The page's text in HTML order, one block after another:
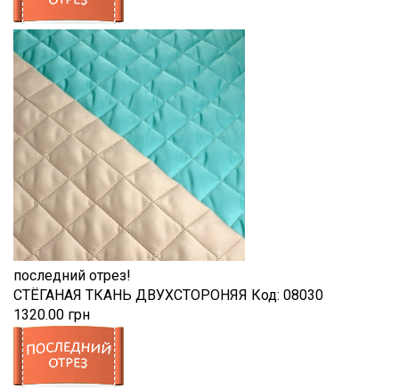
последний отрез!
СТЁГАНАЯ ТКАНЬ ДВУХСТОРОНЯЯ Код: 08030
1320.00 грн